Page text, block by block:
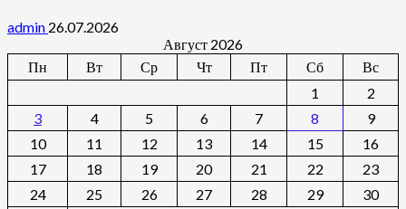
admin 26.07.2026
Август 2026
Пн
Вт Ср Чт Пт Сб
Вс
1
2
3
4 5 6 7 8
9
10
11 12 13 14 15
16
17
18 19 20 21 22
23
24
25 26 27 28 29
30